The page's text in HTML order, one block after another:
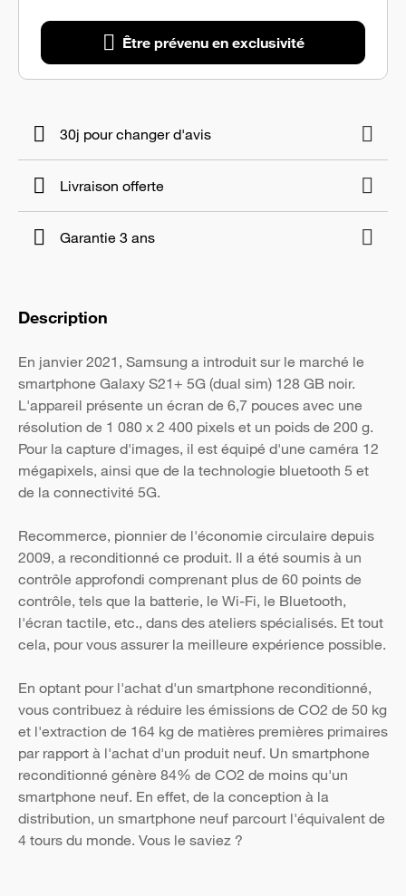
Être prévenu en exclusivité
30j pour changer d'avis
Livraison offerte
Garantie 3 ans
Description
En janvier 2021, Samsung a introduit sur le marché le
smartphone Galaxy S21+ 5G (dual sim) 128 GB noir.
L'appareil présente un écran de 6,7 pouces avec une
résolution de 1 080 x 2 400 pixels et un poids de 200 g.
Pour la capture d'images, il est équipé d'une caméra 12
mégapixels, ainsi que de la technologie bluetooth 5 et
de la connectivité 5G.
Recommerce, pionnier de l'économie circulaire depuis
2009, a reconditionné ce produit. Il a été soumis à un
contrôle approfondi comprenant plus de 60 points de
contrôle, tels que la batterie, le Wi-Fi, le Bluetooth,
l'écran tactile, etc., dans des ateliers spécialisés. Et tout
cela, pour vous assurer la meilleure expérience possible.
En optant pour l'achat d'un smartphone reconditionné,
vous contribuez à réduire les émissions de CO2 de 50 kg
et l'extraction de 164 kg de matières premières primaires
par rapport à l'achat d'un produit neuf. Un smartphone
reconditionné génère 84% de CO2 de moins qu'un
smartphone neuf. En effet, de la conception à la
distribution, un smartphone neuf parcourt l'équivalent de
4 tours du monde. Vous le saviez ?